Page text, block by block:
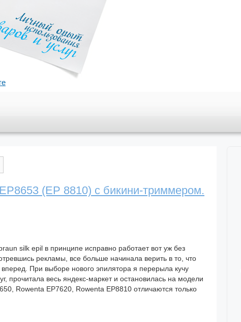
(EP 8810) с бикини-триммером.
silk epil в принципе исправно работает вот уж без
рекламы, все больше начинала верить в то, что
При выборе нового эпилятора я перерыла кучу
прочитала весь яндекс-маркет и остановилась на модели
Rowenta EP7620, Rowenta EP8810 отличаются только